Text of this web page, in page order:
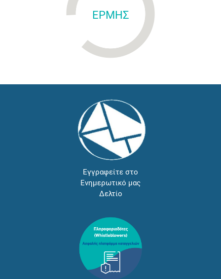
ΕΡΜΗΣ
Εγγραφείτε στο
Ενημερωτικό μας
Δελτίο